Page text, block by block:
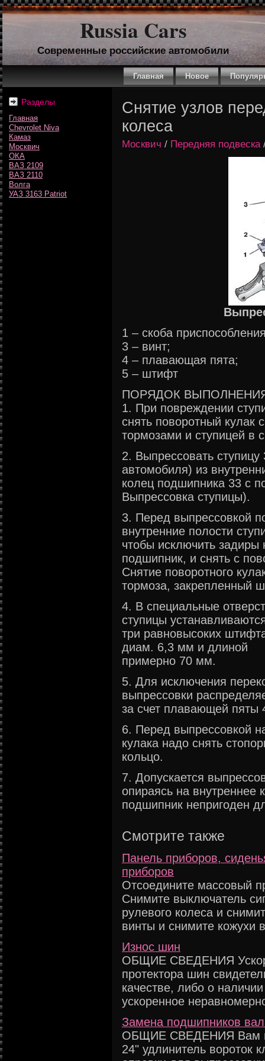
Russia Cars
Современные российские автомобили
Главная Новое
Разделы
Главная
Chevrolet Niva
Камаз
Москвич
ОКА
ВАЗ 2109
ВАЗ 2110
Волга
УАЗ 3163 Patriot
Снятие узлов
колеса
Москвич / Передняя подвеска
1 – скоба
3 – винт;
4 – плавающая пята;
5 – штифт
ПОРЯДОК
1. При повреждении
снять поворотный кулак с
тормозами и ступицей в
2. Выпрессовать
автомобиля) из
колец подшипника 33 с
Выпрессовка ступицы).
3. Перед выпрессовкой
внутренние полости
чтобы исключить задиры
подшипник, и снять с
Снятие поворотного
тормоза, закрепленный
4. В специальные
ступицы
три равновысоких
диам. 6,3 мм и длиной
примерно 70 мм.
5. Для исключения
выпрессовки
за счет плавающей пяты
6. Перед выпрессовкой
кулака надо снять
кольцо.
7. Допускается
опираясь на внутреннее
подшипник непригоден
Смотрите также
Панель приборов,
приборов
Отсоедините массовый
Снимите выключатель
рулевого колеса и
винты и снимите кожухи
Износ шин
ОБЩИЕ СВЕДЕНИЯ
протектора шин
качестве, либо о
ускоренное
Замена подшипников
ОБЩИЕ СВЕДЕНИЯ Вам
24" удлинитель вороток